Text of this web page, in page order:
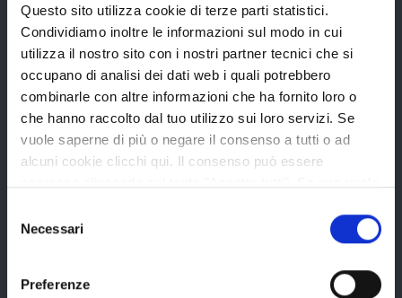
Questo sito utilizza cookie di terze parti statistici.
Condividiamo inoltre le informazioni sul modo in cui
utilizza il nostro sito con i nostri partner tecnici che si
occupano di analisi dei dati web i quali potrebbero
combinarle con altre informazioni che ha fornito loro o
che hanno raccolto dal tuo utilizzo sui loro servizi. Se
vuole saperne di più o negare il consenso a tutti o ad
alcuni cookie clicchi qui. Il consenso può essere
tasto "Rifiuta".
delNecessari
Preferenze
Bandi di gara
Avvisi pubblici
Concorsi e selezioni
In scadenza
Aree tematiche
Bilancio